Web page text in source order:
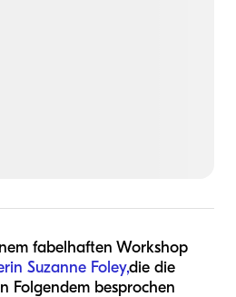
fabelhaften Workshop
Suzanne Foley,die die
Folgendem besprochen